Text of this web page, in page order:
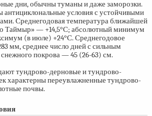
дни, обычны туманы и даже заморозки.
антициклональные условия с устойчивыми
Среднегодовая температура ближайшей
Таймыр» — +14,5°С; абсолютный минимум
(в июле) +24°С. Среднегодовое
мм, среднее число дней с сильным
покрова — 45 (26-63) см.
тундрово-дерновые и тундрово-
характерны переувлажненные тундрово-
почвы.